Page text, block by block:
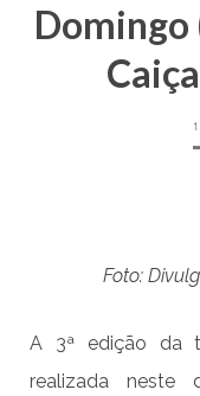
Domingo
Foto:
A 3ª edição da
realizada neste